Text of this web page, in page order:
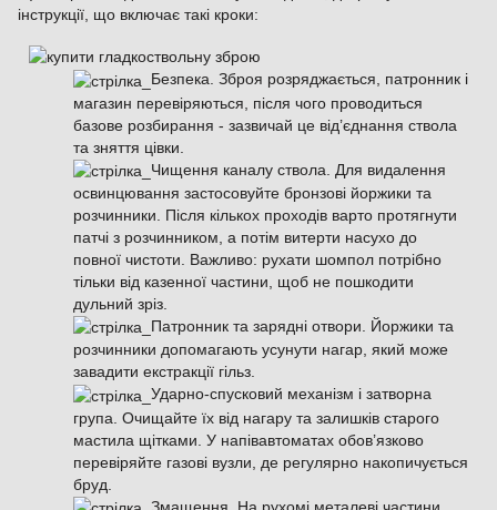
інструкції, що включає такі кроки:
Безпека. Зброя розряджається, патронник і
магазин перевіряються, після чого проводиться
базове розбирання - зазвичай це від’єднання ствола
та зняття цівки.
Чищення каналу ствола. Для видалення
освинцювання застосовуйте бронзові йоржики та
розчинники. Після кількох проходів варто протягнути
патчі з розчинником, а потім витерти насухо до
повної чистоти. Важливо: рухати шомпол потрібно
тільки від казенної частини, щоб не пошкодити
дульний зріз.
Патронник та зарядні отвори. Йоржики та
розчинники допомагають усунути нагар, який може
завадити екстракції гільз.
Ударно-спусковий механізм і затворна
група. Очищайте їх від нагару та залишків старого
мастила щітками. У напівавтоматах обов’язково
перевіряйте газові вузли, де регулярно накопичується
бруд.
Змащення. На рухомі металеві частини